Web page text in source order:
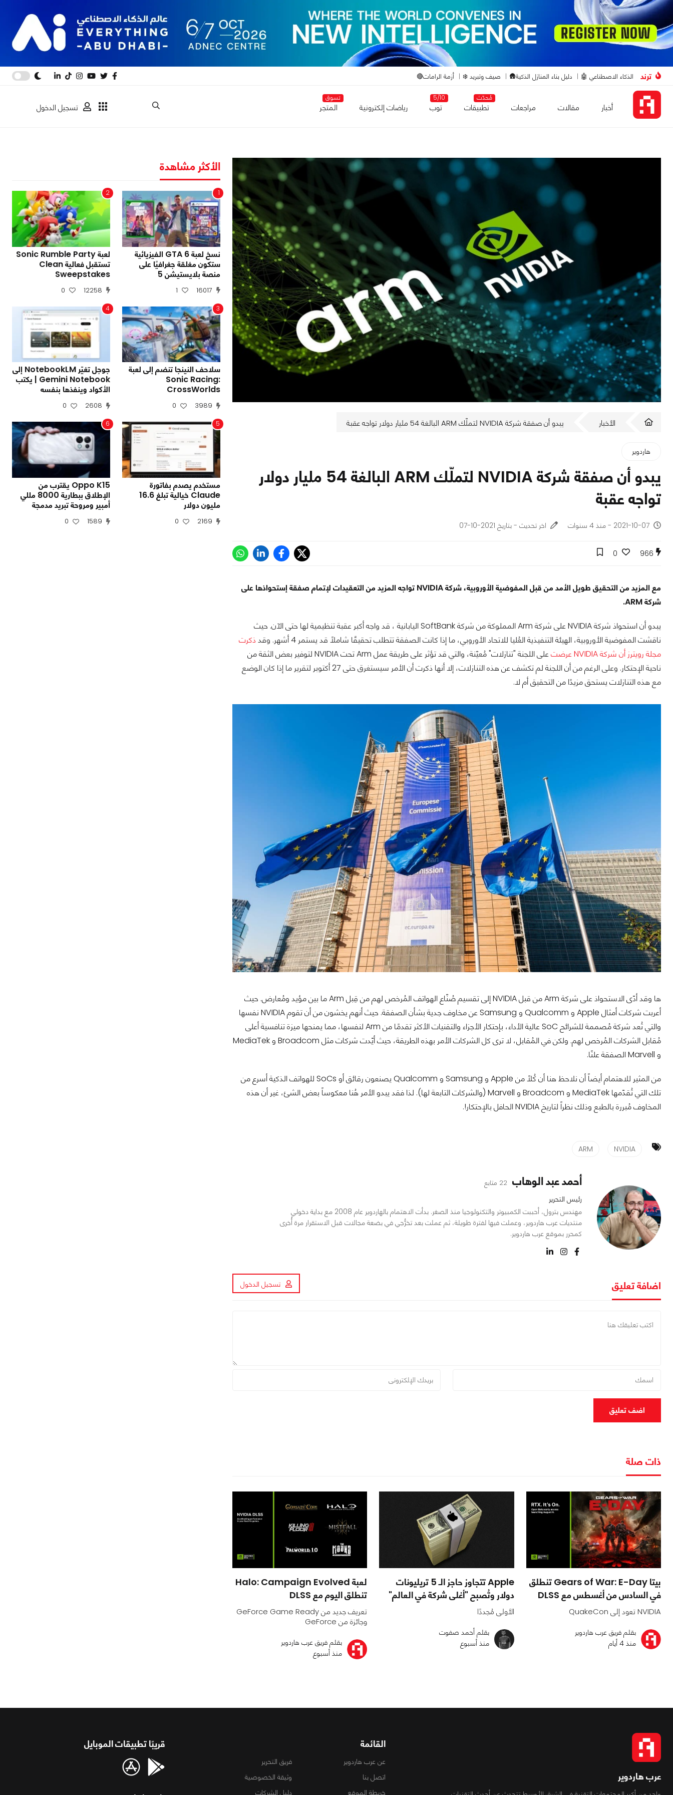
ترند الذكاء الاصطناعي 🤖 دليل بناء المنازل الذكية🛖 صيف وتبريد ❄️ أزمة الرامات🔴
أخبار مقالات مراجعات
مُحدّث
تطبيقات
5/10
توب رياضات إلكترونية
تسوق
المتجر تسجيل الدخول
الأخبار يبدو أن صفقة شركة NVIDIA لتملّك ARM البالغة 54 مليار دولار تواجه عقبة
هاردوير
يبدو أن صفقة شركة NVIDIA لتملّك ARM البالغة 54 مليار دولار
تواجه عقبة
2021-10-07 - منذ 4 سنوات اخر تحديث - بتاريخ 2021-10-07
966
0
مع المزيد من التحقيق طويل الأمد من قبل المفوضية الأوروبية، شركة NVIDIA تواجه المزيد من التعقيدات لإتمام صفقة إستحواذها على
شركة ARM.
يبدو أن استحواذ شركة NVIDIA على شركة Arm المملوكة من شركة SoftBank اليابانية ، قد واجه أكبر عقبة تنظيمية لها حتى الآن. حيث
ناقشت المفوضية الأوروبية، الهيئة التنفيذية العُليا للاتحاد الأوروبي، ما إذا كانت الصفقة تتطلب تحقيقًا شاملاً قد يستمر 4 أشهر. وقد
ذكرت
مجلة رويترز أن شركة NVIDIA عرضت
على اللجنة "تنازلات" مُعيّنة، والتي قد تؤثر على طريقة عمل Arm تحت NVIDIA لتوفير بعض الثقة من
ناحية الإحتكار. وعلى الرغم من أن اللجنة لم تكشف عن هذه التنازلات، إلا أنها ذكرت أن الأمر سيستغرق حتى 27 أكتوبر لتقرير ما إذا كان الوضع
مع هذه التنازلات يستحق مزيدًا من التحقيق أم لا.
ها وقد أدّى الاستحواذ على شركة Arm من قبل NVIDIA إلى تقسيم صُنّاع الهواتف المُرخص لهم من قِبل Arm ما بين مؤيد ومُعارض. حيث
أعربت شركات أمثال Apple و Qualcomm و Samsung عن مخاوف جدية بشأن الصفقة. حيث أنهم يخشون من أن تقوم NVIDIA نفسها
والتي تُعد شركة مُصممة للشرائح SoC عالية الأداء، بإحتكار الأجزاء والتقنيات الأكثر تقدمًا من Arm لنفسها، مما يمنحها ميزة تنافسية أعلى
مُقابل الشركات المُرخص لهم. ولكن في المُقابل، لا ترى كل الشركات الأمر بهذه الطريقة، حيث أيّدت شركات مثل Broadcom و MediaTek
و Marvell الصفقة علنًا.
من المثير للاهتمام أيضاً أن نلاحظ هنا أن كُلاً من Apple و Samsung و Qualcomm يصنعون رقائق أو SoCs للهواتف الذكية أسرع من
تلك التي تُقدّمها MediaTek و Broadcom و Marvell (والشركات التابعة لها). لذا فقد يبدو الأمر هُنا معكوساً بعض الشئ، غير أن هذه
المخاوف مُبررة بالطبع وذلك نظراً لتاريخ NVIDIA الحافل بالإحتكار!.
NVIDIA
ARM
أحمد عبد الوهاب 22 متابع
رئيس التحرير
مهندس بترول، أحببت الكمبيوتر والتكنولوجيا منذ الصغر. بدأت الاهتمام بالهاردوير عام 2008 مع بداية دخولي
منتديات عرب هاردوير، وعملت فيها لفترة طويلة، ثم عملت بعد تخرُّجي في بضعة مجالات قبل الاستقرار مرة أُخرى
كمحرر بموقع عرب هاردوير.
اضافة تعليق تسجيل الدخول
اضف تعليق
ذات صلة
بيتا Gears of War: E-Day تنطلق
في السادس من أغسطس مع DLSS
NVIDIA تعود إلى QuakeCon
بقلم فريق عرب هاردوير
منذ 4 أيام
Apple تتجاوز حاجز الـ 5 تريليونات
دولار وتُصبح "أغلى شركة في العالم"
الأولى مُجددًا
بقلم أحمد صفوت
منذ أسبوع
لعبة Halo: Campaign Evolved
تنطلق اليوم مع DLSS
تعريف جديد من GeForce Game Ready
وجائزة من GeForce
بقلم فريق عرب هاردوير
منذ أسبوع
الأكثر مشاهدة
1
نسخ لعبة GTA 6 الفيزيائية
ستكون مغلقة جغرافيًا على
منصة بلايستيشن 5
16017
1
2
لعبة Sonic Rumble Party
تستقبل فعالية Clean
Sweepstakes
12258
0
3
سلاحف النينجا تنضم إلى لعبة
Sonic Racing:
CrossWorlds
3989
0
4
جوجل تغيّر NotebookLM إلى
Gemini Notebook | يكتب
الأكواد وينفذها بنفسه
2608
0
5
مستخدم يصدم بفاتورة
Claude خيالية تبلغ 16.6
مليون دولار
2169
0
6
Oppo K15 يقترب من
الإطلاق ببطارية 8000 مللي
أمبير ومروحة تبريد مدمجة
1589
0
عرب هاردوير
القائمة
عن عرب هاردوير
فريق التحرير
اتصل بنا
وثيقة الخصوصية
خريطة الموقع
دليل الشركات
قريبًا تطبيقات الموبايل